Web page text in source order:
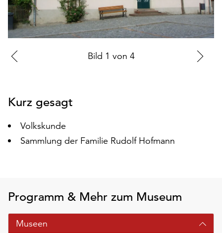
auf
„Alle
akzeptieren“,
alle
Sie
Ihr
Einverständnis
jederzeit
Dafür
steht
Ihnen
am
Bild 1 von 4
Kurz gesagt
Volkskunde
Sammlung der Familie Rudolf Hofmann
Programm & Mehr zum Museum
Museen